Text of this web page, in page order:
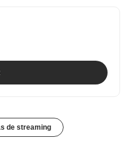
de streaming